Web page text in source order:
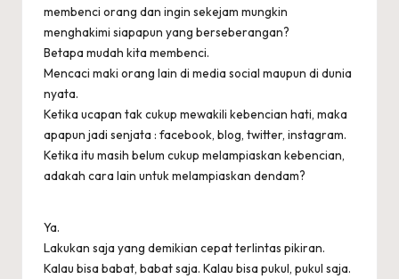
membenci orang dan ingin sekejam mungkin
menghakimi siapapun yang berseberangan?
Betapa mudah kita membenci.
Mencaci maki orang lain di media social maupun di dunia
nyata.
Ketika ucapan tak cukup mewakili kebencian hati, maka
apapun jadi senjata : facebook, blog, twitter, instagram.
Ketika itu masih belum cukup melampiaskan kebencian,
adakah cara lain untuk melampiaskan dendam?
Ya.
Lakukan saja yang demikian cepat terlintas pikiran.
Kalau bisa babat, babat saja. Kalau bisa pukul, pukul saja.